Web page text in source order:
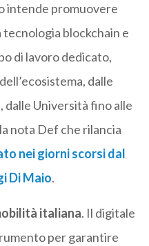
intende promuovere
blockchain e
di lavoro dedicato,
dalle
Università fino alle
nota Def che rilancia
nei giorni scorsi dal
Di Maio.
italiana. Il digitale
per garantire